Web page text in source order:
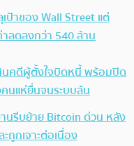
เป้าของ Wall Street แต่
ลดลงกว่า 540 ล้าน
นคดีผู้ตั้งใจบิดหนี้ พร้อมปิด
นแห่ยื่นจนระบบล้น
นรีบย้าย Bitcoin ด่วน หลัง
ถูกเจาะต่อเนื่อง